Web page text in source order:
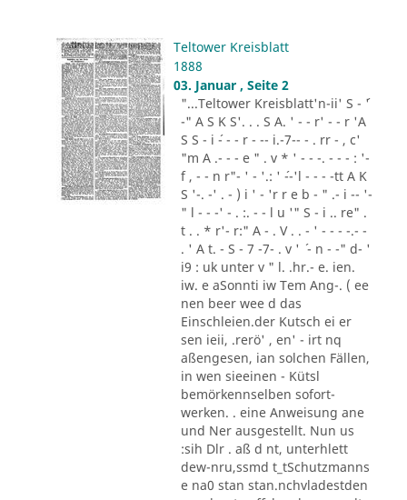
Teltower Kreisblatt
1888
03. Januar , Seite 2
"...Teltower Kreisblatt'n-ii' S - ´'
-" A S K S'. . . S A. ' - - r' - - r 'A
S S - i ´- - - r - -- i.-7-- - . rr - , c'
"m A .- - - e " . v * ' - - -. - - - : '-
f , - - n r"- ' - '.: ' ´--'l - - - -tt A K
S '-. -' . - ) i ' - 'r r e b - " .- i -- '-
" l - - -' - . :. - - l u '" S - i .. re" .
t . . * r'- r:" A - . V . . - ' - - - -.- -
. ' A t. - S - 7 -7- . v ' ´ - n - -" d- '
i9 : uk unter v " l. .hr.- e. ien.
iw. e aSonnti iw Tem Ang-. ( ee
nen beer wee d das
Einschleien.der Kutsch ei er
sen ieii, .rerö' , en' - irt nq
aßengesen, ian solchen Fällen,
in wen sieeinen - Kütsl
bemörkennselben sofort-
werken. . eine Anweisung ane
und Ner ausgestellt. Nun us
:sih Dlr . aß d nt, unterhlett
dew-nru,ssmd t_tSchutzmanns
e na0 stan stan.nchvladestden